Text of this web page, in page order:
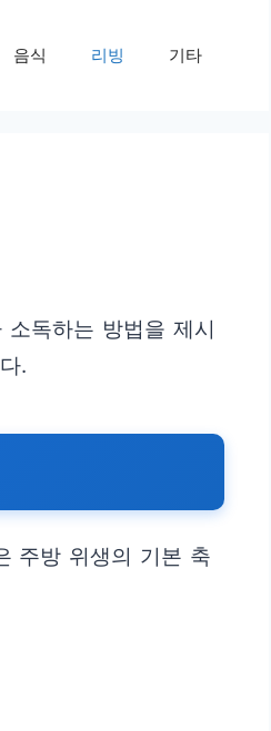
음식 리빙 기타
독하는 방법을 제시
.
주방 위생의 기본 축